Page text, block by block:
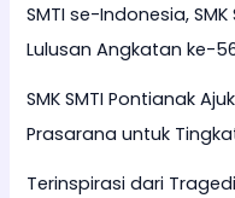
SMTI se-Indonesia,
Lulusan Angkatan ke-
SMK SMTI Pontianak
Prasarana untuk
Terinspirasi dari